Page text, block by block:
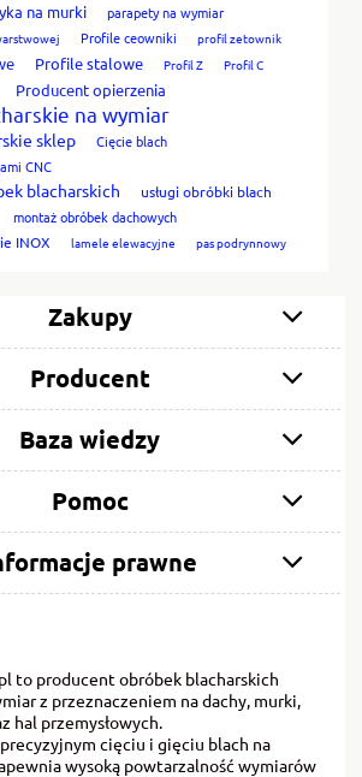
na murki parapety na wymiar
Profile ceowniki profil zetownik
Profile stalowe Profil Z Profil C
Producent opierzenia
na wymiar
sklep
Cięcie blach
CNC
blacharskich
usługi obróbki blach
montaż obróbek dachowych
INOX
lamele elewacyjne pas podrynnowy
Zakupy
Producent
Baza wiedzy
Pomoc
prawne
to producent obróbek blacharskich
z przeznaczeniem na dachy, murki,
hal przemysłowych.
cięciu i gięciu blach na
wysoką powtarzalność wymiarów